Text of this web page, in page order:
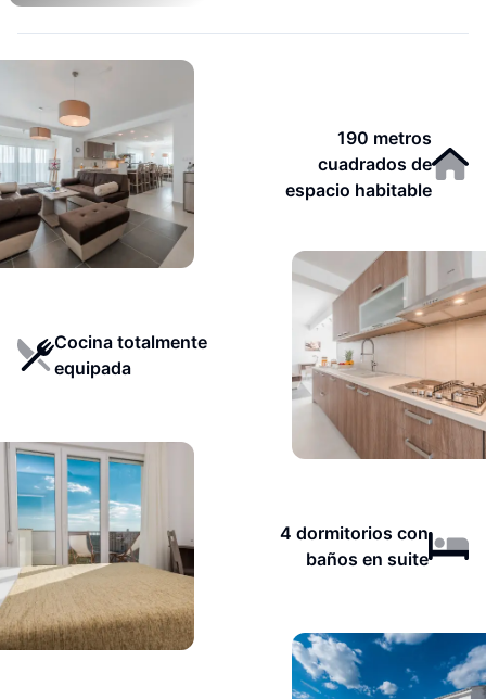
190 metros
cuadrados de
espacio habitable
Cocina totalmente
equipada
4 dormitorios con
baños en suite